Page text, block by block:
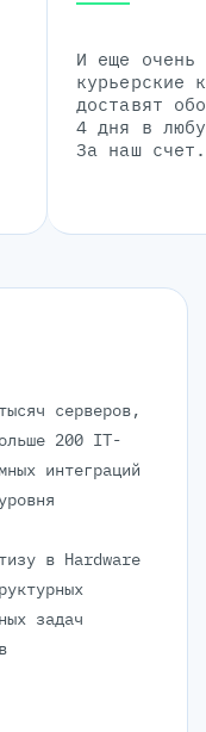
И еще очень
курьерские
доставят
4 дня в
За наш счет.
серверов,
200 IT-
интеграций
в Hardware
задач